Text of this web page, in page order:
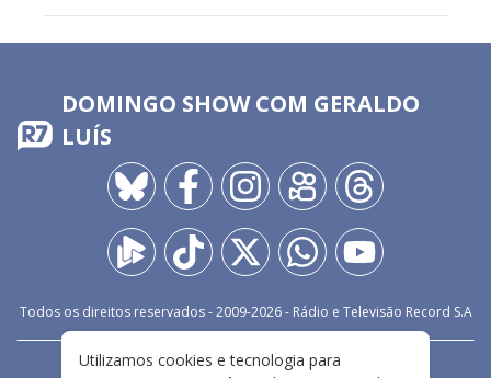
DOMINGO SHOW COM GERALDO
LUÍS
Todos os direitos reservados - 2009-2026- Rádio e Televisão Record S.A
FALE CONOSCO PRIVACIDADE
Utilizamos cookies e tecnologia para